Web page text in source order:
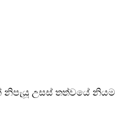
නිපැයූ උසස් තත්වයේ නියම